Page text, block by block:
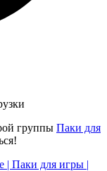
группы Паки для
| Паки для игры |